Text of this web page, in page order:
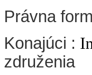
Právna
Konajúci :
združenia